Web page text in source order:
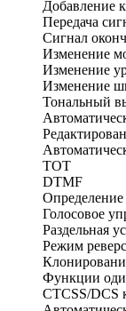
Добавление
Передача
Сигнал
Изменение
Изменение
Изменение
Тональный
ТОТ
DTMF
Голосовое
Раздельная
Режим
Функции
CTCSS/DCS